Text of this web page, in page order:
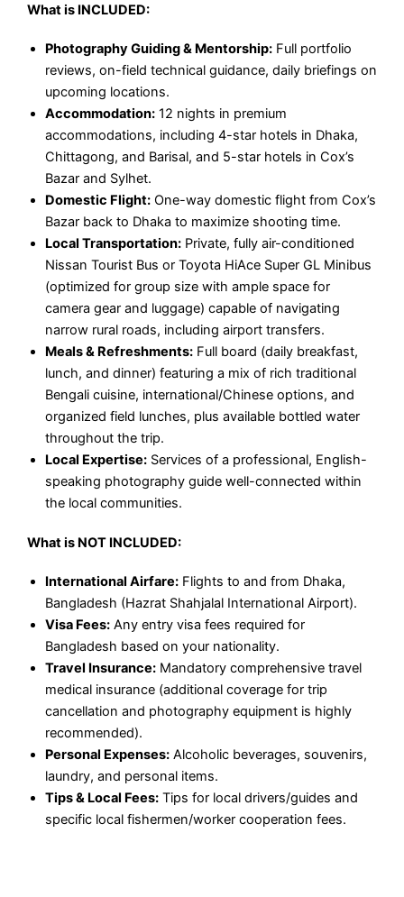
What is INCLUDED:
Photography Guiding & Mentorship:Full portfolio
reviews, on-field technical guidance, daily briefings on
upcoming locations.
Accommodation:12 nights in premium
accommodations, including 4-star hotels in Dhaka,
Chittagong, and Barisal, and 5-star hotels in Cox’s
Bazar and Sylhet.
Domestic Flight:One-way domestic flight from Cox’s
Bazar back to Dhaka to maximize shooting time.
Local Transportation:Private, fully air-conditioned
Nissan Tourist Bus or Toyota HiAce Super GL Minibus
(optimized for group size with ample space for
camera gear and luggage) capable of navigating
narrow rural roads, including airport transfers.
Meals & Refreshments:Full board (daily breakfast,
lunch, and dinner) featuring a mix of rich traditional
Bengali cuisine, international/Chinese options, and
organized field lunches, plus available bottled water
throughout the trip.
Local Expertise:Services of a professional, English-
speaking photography guide well-connected within
the local communities.
What is NOT INCLUDED:
International Airfare:Flights to and from Dhaka,
Bangladesh (Hazrat Shahjalal International Airport).
Visa Fees:Any entry visa fees required for
Bangladesh based on your nationality.
Travel Insurance:Mandatory comprehensive travel
medical insurance (additional coverage for trip
cancellation and photography equipment is highly
recommended).
Personal Expenses:Alcoholic beverages, souvenirs,
laundry, and personal items.
Tips & Local Fees:Tips for local drivers/guides and
specific local fishermen/worker cooperation fees.